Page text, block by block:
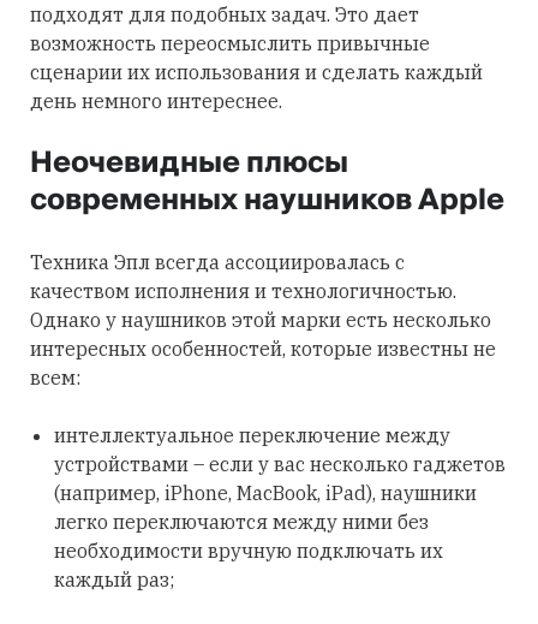
подходят для подобных задач. Это дает
возможность переосмыслить привычные
сценарии их использования и сделать каждый
день немного интереснее.
Неочевидные плюсы
современных наушников Apple
Техника Эпл всегда ассоциировалась с
качеством исполнения и технологичностью.
Однако у наушников этой марки есть несколько
интересных особенностей, которые известны не
всем:
интеллектуальное переключение между
устройствами – если у вас несколько гаджетов
(например, iPhone, MacBook, iPad), наушники
легко переключаются между ними без
необходимости вручную подключать их
каждый раз;